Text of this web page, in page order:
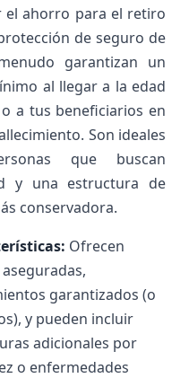
el ahorro para el retiro
de seguro de
garantizan un
al llegar a la edad
a tus beneficiarios en
Son ideales
que buscan
y una estructura de
conservadora.
Ofrecen
garantizados (o
y pueden incluir
adicionales por
o enfermedades